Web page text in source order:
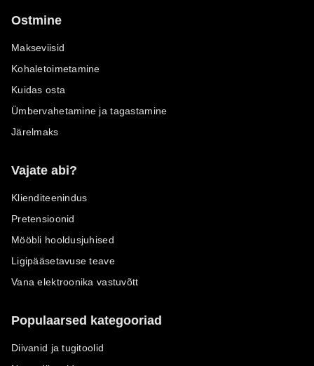
Ostmine
Makseviisid
Kohaletoimetamine
Kuidas osta
Ümbervahetamine ja tagastamine
Järelmaks
Vajate abi?
Klienditeenindus
Pretensioonid
Mööbli hooldusjuhised
Ligipääsetavuse teave
Vana elektroonika vastuvõtt
Populaarsed kategooriad
Diivanid ja tugitoolid